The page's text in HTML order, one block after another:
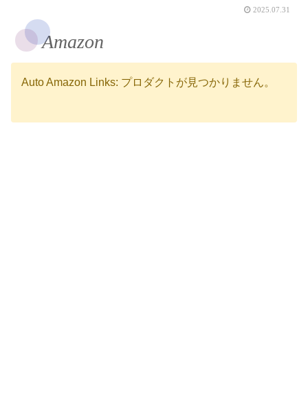
2025.07.31
Amazon
Auto Amazon Links: プロダクトが見つかりません。